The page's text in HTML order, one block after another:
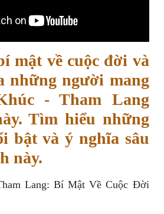
mật về cuộc đời và
những người mang
- Tham Lang
Tìm hiểu những
bật và ý nghĩa sâu
này.
Lang: Bí Mật Về Cuộc Đời